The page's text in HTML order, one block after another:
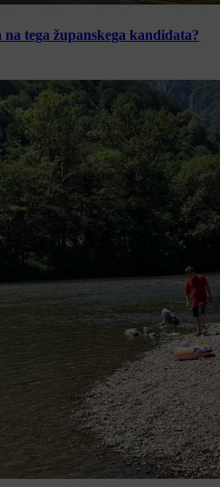
tega županskega kandidata?